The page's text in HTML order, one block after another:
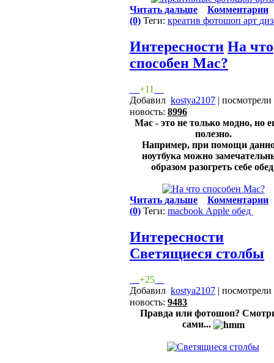
Читать дальше
Комментарии
(0) Теги: креатив фотошоп арт
Интересности На что
способен Mac?
+11
Добавил kostya2107 | посмотрели
новость: 8996
Mac - это не только модно, но
полезно.
Например, при помощи
ноутбука можно
образом разогреть себе
Читать дальше
Комментарии
(0) Теги: macbook Apple обед
Интересности
Светящиеся столбы
+25
Добавил kostya2107 | посмотрели
новость: 9483
Правда или фотошоп?
сами...